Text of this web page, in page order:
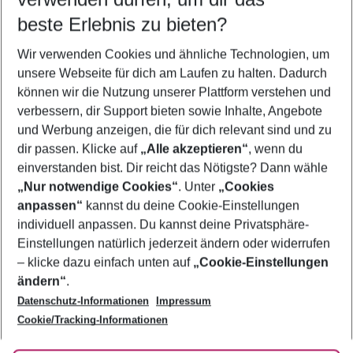
5-8 Nächte
2 Erwachsene Keine Kinder
Mehr Filter anzeigen
Footer
Footer navigation
Über uns
AGB
Bestpreisgarantie
Cookie-Einstellungen ändern
Cookie-Richtlinie
Agenturbetreuung
Barrierefreies Reisen
Folge uns
beste Erlebnis zu bieten?
Wir verwenden Cookies und ähnliche Technologien, um
unsere Webseite für dich am Laufen zu halten. Dadurch
können wir die Nutzung unserer Plattform verstehen und
verbessern, dir Support bieten sowie Inhalte, Angebote
und Werbung anzeigen, die für dich relevant sind und zu
dir passen. Klicke auf „Alle akzeptieren“, wenn du
einverstanden bist. Dir reicht das Nötigste? Dann wähle
„Nur notwendige Cookies“. Unter „Cookies
anpassen“ kannst du deine Cookie-Einstellungen
individuell anpassen. Du kannst deine Privatsphäre-
Einstellungen natürlich jederzeit ändern oder widerrufen
– klicke dazu einfach unten auf „Cookie-Einstellungen
ändern“.
Datenschutz-Informationen
Impressum
Cookie/Tracking-Informationen